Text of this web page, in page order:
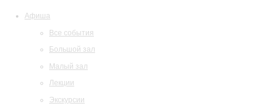
Афиша
Все события
Большой зал
Малый зал
Лекции
Экскурсии